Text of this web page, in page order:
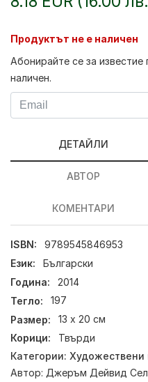
Продуктът не е наличен
Абонирайте се за
наличен.
ДЕТАЙЛИ
АВТОР
КОМЕНТАРИ
ISBN:
9789545846953
Език:
Български
Година:
2014
Тегло:
197
Размер:
13 x 20 см
Корици:
Твърди
Категории: Художествени
Автор: Джеръм Дейвид